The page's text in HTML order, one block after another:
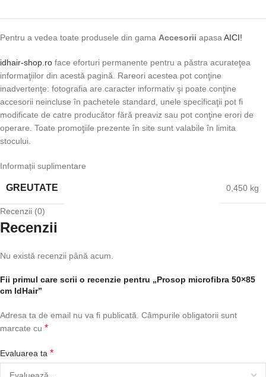
Pentru a vedea toate produsele din gama Accesorii apasaAICI!
idhair-shop.ro face eforturi permanente pentru a păstra acurateţea
informaţiilor din acestă pagină. Rareori acestea pot conţine
inadvertenţe: fotografia are caracter informativ şi poate conţine
accesorii neincluse în pachetele standard, unele specificaţii pot fi
modificate de catre producător fără preaviz sau pot conţine erori de
operare. Toate promoţiile prezente în site sunt valabile în limita
stocului.
Informații suplimentare
GREUTATE 0,450 kg
Recenzii (0)
Recenzii
Nu există recenzii până acum.
Fii primul care scrii o recenzie pentru „Prosop microfibra 50×85
cm IdHair”
Adresa ta de email nu va fi publicată. Câmpurile obligatorii sunt
marcate cu *
Evaluarea ta *